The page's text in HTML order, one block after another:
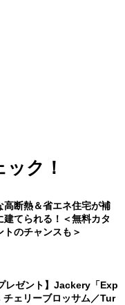
ク！
高断熱＆省エネ住宅が補
建てられる！＜無料カタ
トのチャンスも＞
レゼント】Jackery「Exp
ェリーブロッサム／Tur